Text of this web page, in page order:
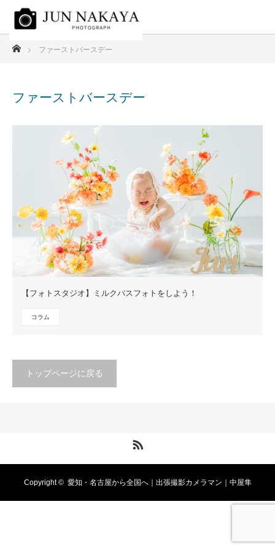
ファーストバースデー
ファーストバースデー
【フォトスタジオ】ミルクバスフォトをしよう！
コラム
トップページに戻る
Copyright © 愛知・名古屋から全国へ｜出張撮影カメラマン｜中屋隼